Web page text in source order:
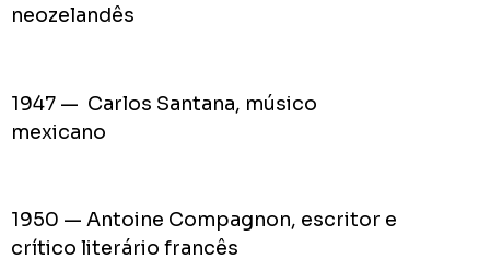
neozelandês
1947 — Carlos Santana, músico
mexicano
1950 — Antoine Compagnon, escritor e
crítico literário francês